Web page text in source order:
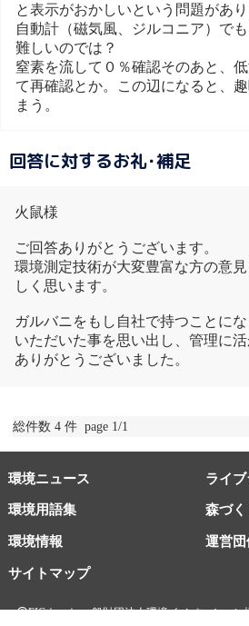
と表示がおかしいという問題があり
自動計（磁気風、ジルコニア）で
難しいのでは？
窒素を流して０％確認そのあと、
て再確認とか。この辺になると、
まう。
回答に対するお礼･補足
火鼠様
ご回答ありがとうございます。
環境測定技術が大変豊富な方の意
しく思います。
ガルバニをもし自社で持つことに
いただいた事を思い出し、管理に活
ありがとうございました。
総件数 4 件 page 1/1
環境ニュース ライブ
環境用語集 森づ
環境情報
サイトマップ
運営団
EICネット 一般財団法人環境イノベーション